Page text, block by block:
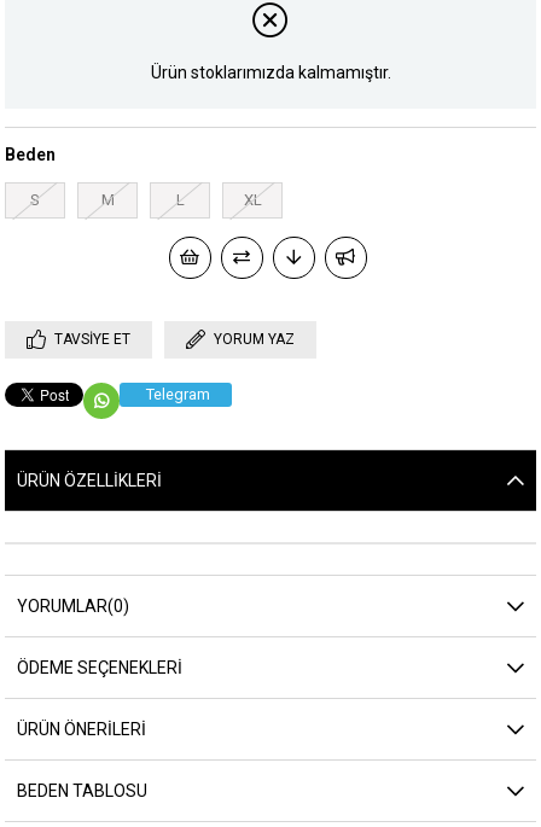
Ürün stoklarımızda kalmamıştır.
Beden
S M L XL
TAVSIYE ET YORUM YAZ
Telegram
ÜRÜN ÖZELLIKLERI
YORUMLAR(0)
ÖDEME SEÇENEKLERI
ÜRÜN ÖNERILERI
BEDEN TABLOSU